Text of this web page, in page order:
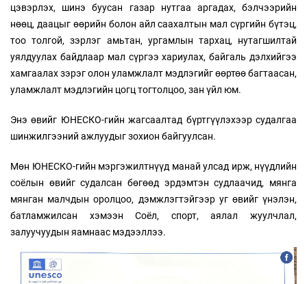
цэвэрлэх, шинэ буусан газар нутгаа аргадах, бэлчээрийн
нөөц, даацыг өөрийн болон айл саахалтын мал сүргийн бүтэц,
тоо толгой, зэрлэг амьтан, ургамлын тархац, нутагшилтай
уялдуулах байдлаар мал сүргээ хариулах, байгаль дэлхийгээ
хамгаалах зэрэг олон уламжлалт мэдлэгийг өөртөө багтаасан,
уламжлалт мэдлэгийн цогц тогтолцоо, зан үйл юм.
Энэ өвийг ЮНЕСКО-гийн жагсаалтад бүртгүүлэхээр судалгаа
шинжилгээний ажлуудыг зохион байгуулсан.
Мөн ЮНЕСКО-гийн мэргэжилтнүүд манай улсад ирж, нүүдлийн
соёлын өвийг судалсан бөгөөд эрдэмтэн судлаачид, мянга
мянган малчдын оролцоо, дэмжлэгтэйгээр уг өвийг үнэлэн,
батламжилсан хэмээн Соёл, спорт, аялал жуулчлал,
залуучуудын яамнаас мэдээллээ.